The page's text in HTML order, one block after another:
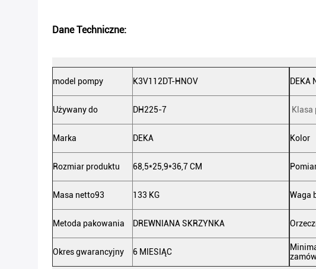
Dane Techniczne:
model pompy K3V112DT-HNOV
Używany do DH225-7
Marka DEKA
Rozmiar produktu 68,5*25,9*36,7 CM
Masa netto93 133 KG
Metoda pakowania DREWNIANA SKRZYNKA
Okres gwarancyjny 6 MIESIĄC
DEKA
Klasa
Kolor
Waga